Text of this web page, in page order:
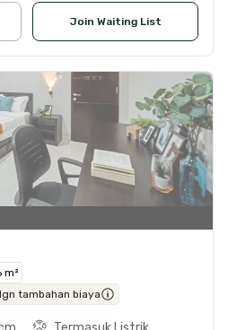
Join Waiting List
m²
tambahan biaya